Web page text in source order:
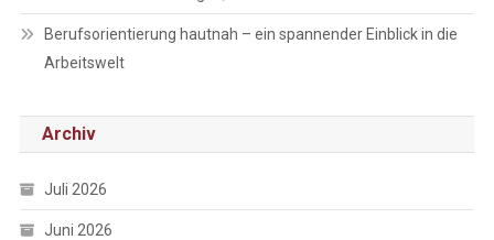
Berufsorientierung hautnah – ein spannender Einblick in die
Arbeitswelt
Archiv
Juli 2026
Juni 2026